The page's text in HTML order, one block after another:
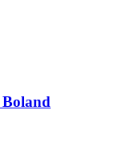
Boland